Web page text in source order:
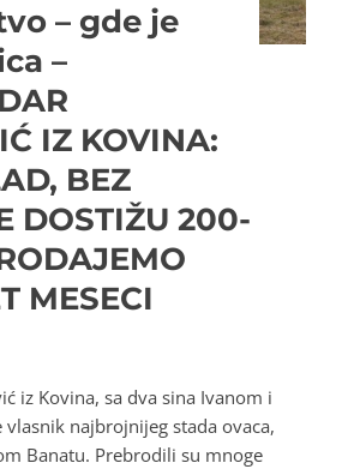
– gde je
–
IZ KOVINA:
BEZ
DOSTIŽU 200-
MESECI
iz Kovina, sa dva sina Ivanom i
najbrojnijeg stada ovaca,
Banatu. Prebrodili su mnoge